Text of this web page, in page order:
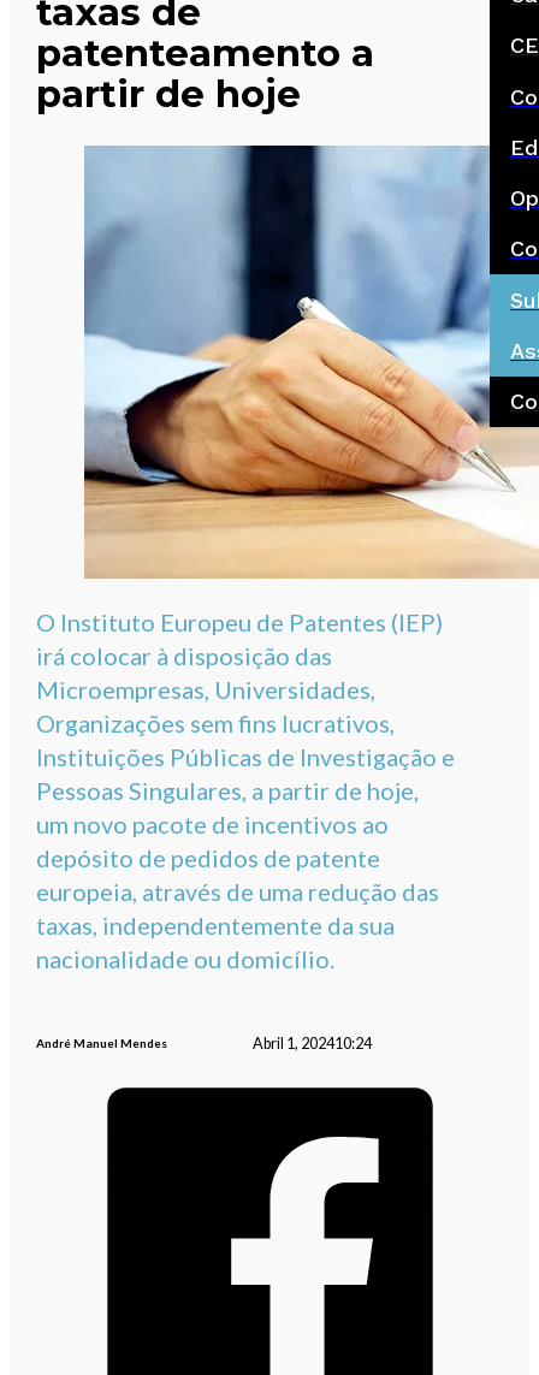
taxas de
patenteamento a
partir de hoje
O Instituto Europeu de Patentes (IEP)
irá colocar à disposição das
Microempresas, Universidades,
Organizações sem fins lucrativos,
Instituições Públicas de Investigação e
Pessoas Singulares, a partir de hoje,
um novo pacote de incentivos ao
depósito de pedidos de patente
europeia, através de uma redução das
taxas, independentemente da sua
nacionalidade ou domicílio.
André Manuel Mendes Abril 1, 202410:24